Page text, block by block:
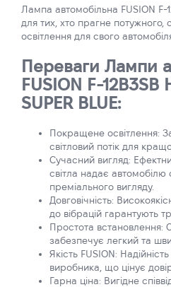
Лампа автомобільна FUSION F-
для тих, хто прагне потужного,
освітлення для свого
Переваги Лампи
FUSION F-12B3SB
SUPER BLUE:
Покращене освітлення:
світловий потік для
Сучасний вигляд:
світла надає автомобілю
преміального вигляду.
Довговічність:
до вібрацій гарантують
Простота встановлення:
забезпечує легкий та
Якість FUSION:
виробника, що цінує
Гарна ціна: Вигідне